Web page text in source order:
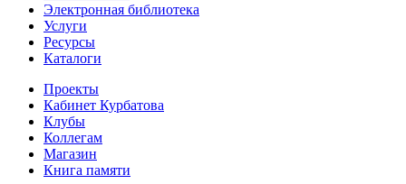
Электронная библиотека
Услуги
Ресурсы
Каталоги
Проекты
Кабинет Курбатова
Клубы
Коллегам
Магазин
Книга памяти